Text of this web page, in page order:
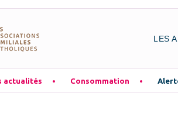
LES
actualités Consommation